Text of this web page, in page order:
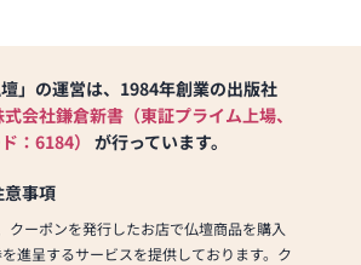
」の運営は、1984年創業の出版社
式会社鎌倉新書（東証プライム上場、
：6184）
が行っています。
事項
クーポンを発行したお店で仏壇商品を購入
進呈するサービスを提供しております。ク